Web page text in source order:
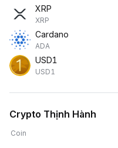
XRP
XRP
Cardano
ADA
USD1
USD1
Crypto Thịnh Hành
Coin